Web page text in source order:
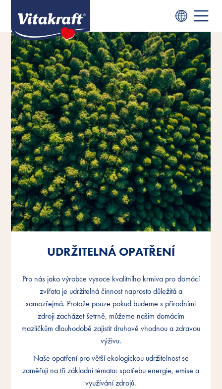
UDRŽITELNÁ OPATŘENÍ
Pro nás jako výrobce vysoce kvalitního krmiva pro domácí
zvířata je udržitelná činnost naprosto důležitá a
samozřejmá. Protože pouze pokud budeme s přírodními
zdroji zacházet šetrně, můžeme našim domácím
mazlíčkům dlouhodobě zajistit druhově vhodnou a zdravou
výživu.
Naše opatření pro větší ekologickou udržitelnost se
zaměřují na tři základní témata: spotřebu energie, emise a
využívání zdrojů.
UDRŽITELNÁ OPATŘENÍ
Pro nás jako výrobce vysoce kvalitního krmiva pro domácí
zvířata je udržitelná činnost naprosto důležitá a
samozřejmá. Protože pouze pokud budeme s přírodními
zdroji zacházet šetrně, můžeme našim domácím
mazlíčkům dlouhodobě zajistit druhově vhodnou a zdravou
výživu.
Naše opatření pro větší ekologickou udržitelnost se
zaměřují na tři základní témata: spotřebu energie, emise a
využívání zdrojů.
UDRŽITELNÁ OPATŘENÍ
Pro nás jako výrobce vysoce kvalitního krmiva pro domácí
zvířata je udržitelná činnost naprosto důležitá a
samozřejmá. Protože pouze pokud budeme s přírodními
zdroji zacházet šetrně, můžeme našim domácím
mazlíčkům dlouhodobě zajistit druhově vhodnou a zdravou
výživu.
Naše opatření pro větší ekologickou udržitelnost se
zaměřují na tři základní témata: spotřebu energie, emise a
využívání zdrojů.